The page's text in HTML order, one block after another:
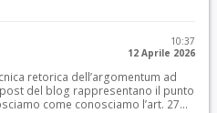
10:37
12 Aprile 2026
retorica dell’argomentum ad
del blog rappresentano il punto
come conosciamo l’art. 27...